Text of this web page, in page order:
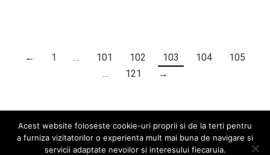
← 1 … 101 102 103 104
105
…
121 →
Acest website foloseste cookie-uri proprii si de la terti pentru
a furniza vizitatorilor o experienta mult mai buna de navigare si
servicii adaptate nevoilor si interesului fiecaruia.